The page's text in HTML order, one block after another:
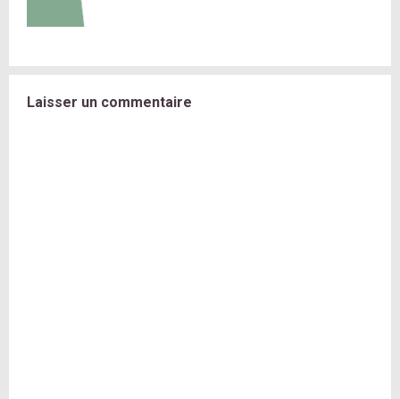
Laisser un commentaire